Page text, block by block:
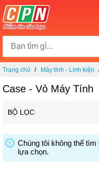
Chuyển
nội
Trang chủ Máy tính - Linh kiện
Case - Vỏ Máy Tính
BỘ LỌC
Chúng tôi không thể
lựa chọn.